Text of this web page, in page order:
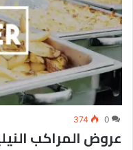
0
374
عروض المراكب النيلية